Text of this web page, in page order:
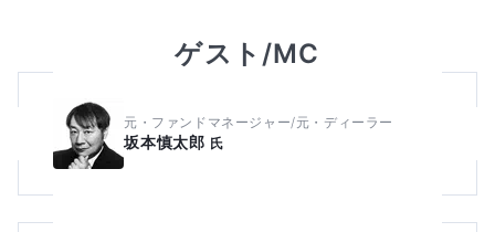
ゲスト/MC
元・ファンドマネージャー/元・ディーラー
坂本慎太郎 氏